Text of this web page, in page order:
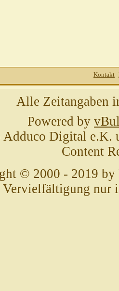
Kontakt
Alle Zeitangaben
Powered by
Digital e.K.
Content
© 2000 - 2019 by
Vervielfältigung nur